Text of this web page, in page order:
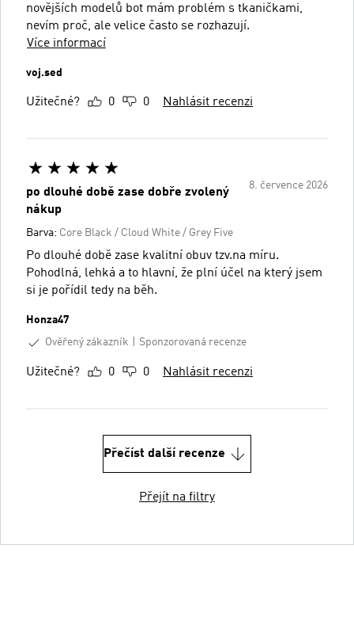
novějších modelů bot mám problém s tkaničkami,
nevím proč, ale velice často se rozhazují.
Více informací
voj.sed
Užitečné? 0 0 Nahlásit recenzi
8. července 2026
po dlouhé době zase dobře zvolený
nákup
Barva: Core Black / Cloud White / Grey Five
Po dlouhé době zase kvalitní obuv tzv.na míru.
Pohodlná, lehká a to hlavní, že plní účel na který jsem
si je pořídil tedy na běh.
Honza47
Ověřený zákazník
Sponzorovaná recenze
Užitečné? 0 0 Nahlásit recenzi
Přečíst další recenze
Přejít na filtry